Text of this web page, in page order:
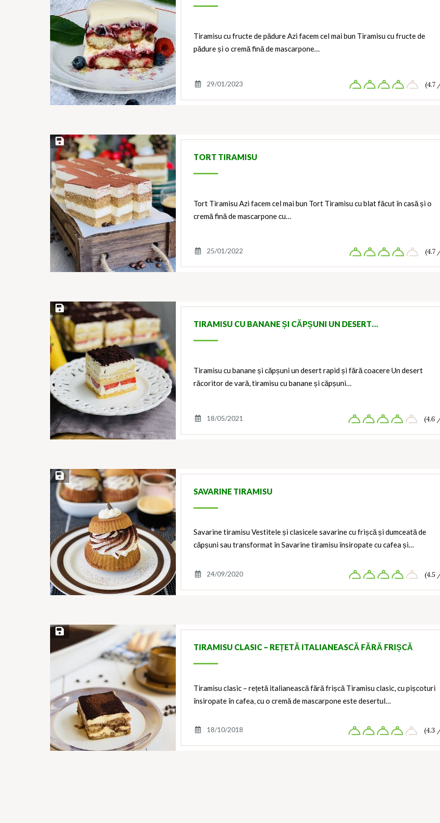
Tiramisu cu fructe de pădure Azi facem cel mai bun Tiramisu cu fructe de
pădure și o cremă fină de mascarpone…
29/01/2023 (4.7
Save Recipe
TORT TIRAMISU
Tort Tiramisu Azi facem cel mai bun Tort Tiramisu cu blat făcut în casă și o
cremă fină de mascarpone cu…
25/01/2022 (4.7
Save Recipe
TIRAMISU CU BANANE ȘI CĂPȘUNI UN DESERT…
Tiramisu cu banane și căpșuni un desert rapid și fără coacere Un desert
răcoritor de vară, tiramisu cu banane și căpșuni…
18/05/2021 (4.6
Save Recipe
SAVARINE TIRAMISU
Savarine tiramisu Vestitele și clasicele savarine cu frișcă și dumceată de
căpșuni sau transformat în Savarine tiramisu însiropate cu cafea și…
24/09/2020 (4.5
Save Recipe
TIRAMISU CLASIC – REȚETĂ ITALIANEASCĂ FĂRĂ FRIȘCĂ
Tiramisu clasic – rețetă italianească fără frișcă Tiramisu clasic, cu pișcoturi
însiropate în cafea, cu o cremă de mascarpone este desertul…
18/10/2018 (4.3